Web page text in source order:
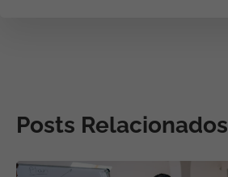
Posts Relacionados